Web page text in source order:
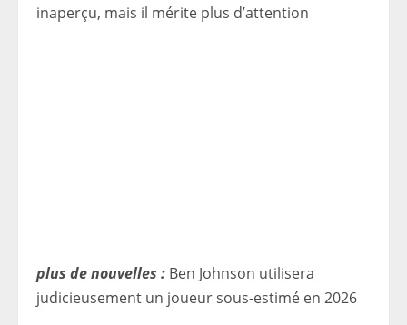
inaperçu, mais il mérite plus d’attention
plus de nouvelles : Ben Johnson utilisera
judicieusement un joueur sous-estimé en 2026